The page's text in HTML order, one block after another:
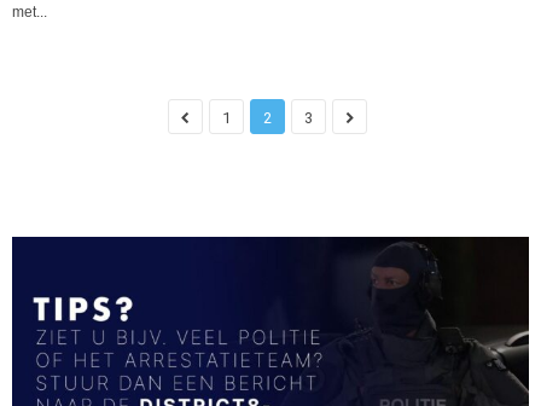
met...
1 2 3